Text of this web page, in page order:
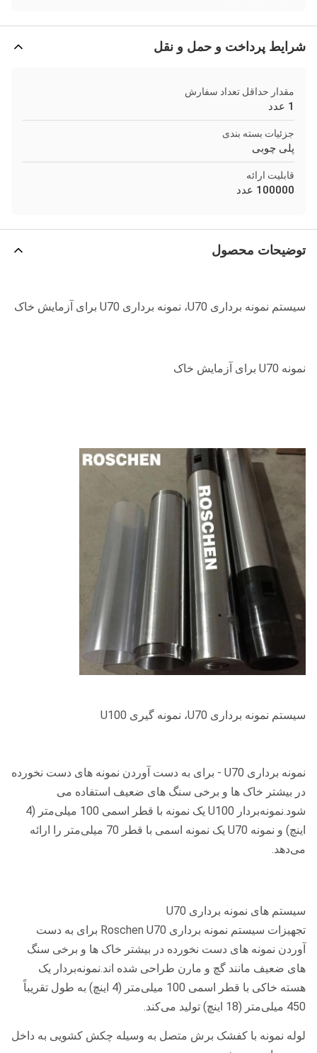
شرایط پرداخت و حمل و نقل
مقدار حداقل تعداد سفارش
1 عدد
جزئیات بسته بندی
پلی چوبی
قابلیت ارائه
100000 عدد
توضیحات محصول
سیستم نمونه برداری U70، نمونه برداری U70 برای آزمایش خاک
نمونه U70 برای آزمایش خاک
سیستم نمونه برداری U70، نمونه گیری U100
نمونه برداری U70 - برای به دست آوردن نمونه های دست نخورده
در بیشتر خاک ها و برخی سنگ های ضعیف استفاده می
شود.نمونه‌بردار U100 یک نمونه با قطر اسمی 100 میلی‌متر (4
اینچ) و نمونه U70 یک نمونه اسمی با قطر 70 میلی‌متر را ارائه
می‌دهد.
سیستم های نمونه برداری U70
تجهیزات سیستم نمونه برداری Roschen U70 برای به دست
آوردن نمونه های دست نخورده در بیشتر خاک ها و برخی سنگ
های ضعیف مانند گچ و مارن طراحی شده اند.نمونه‌بردار یک
هسته خاکی با قطر اسمی 100 میلی‌متر (4 اینچ) به طول تقریباً
450 میلی‌متر (18 اینچ) تولید می‌کند.
لوله نمونه با کفشک برش متصل به وسیله چکش کشویی به داخل